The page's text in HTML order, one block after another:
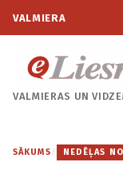
VALMIERA
VALMIERAS UN
SĀKUMS / NEDĒĻAS